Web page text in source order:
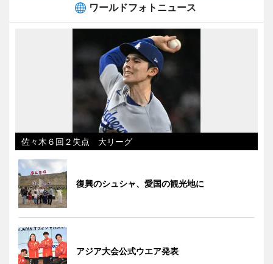
ワールドフォトニュース
佐々木６回２失点 大リーグ
復興のシュシャ、愛国の観光地に
アジア大会公式ウエア発表